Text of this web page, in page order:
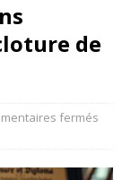
de
fermés